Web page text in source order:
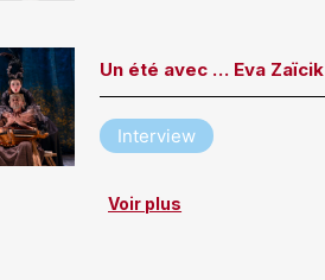
Un été avec … Eva Zaïcik
Interview
Voir plus